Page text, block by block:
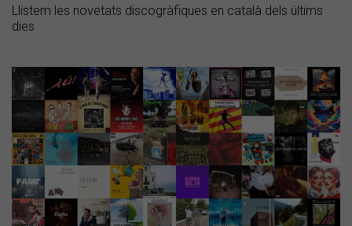
Llistem les novetats discogràfiques en català dels últims
dies